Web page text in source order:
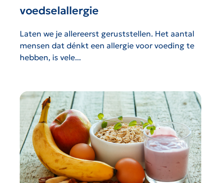
voedselallergie
Laten we je allereerst geruststellen. Het aantal
mensen dat dénkt een allergie voor voeding te
hebben, is vele...